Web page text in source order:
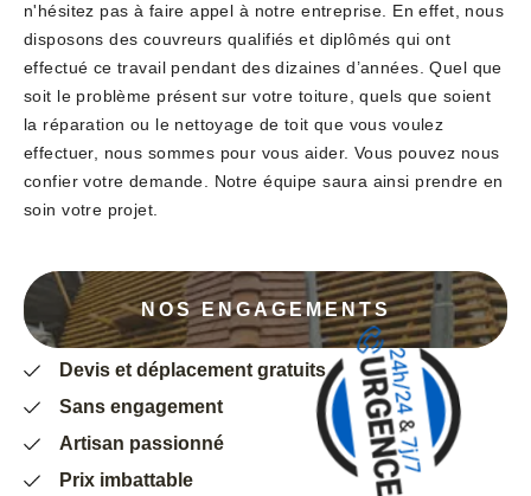
n'hésitez pas à faire appel à notre entreprise. En effet, nous
disposons des couvreurs qualifiés et diplômés qui ont
effectué ce travail pendant des dizaines d’années. Quel que
soit le problème présent sur votre toiture, quels que soient
la réparation ou le nettoyage de toit que vous voulez
effectuer, nous sommes pour vous aider. Vous pouvez nous
confier votre demande. Notre équipe saura ainsi prendre en
soin votre projet.
NOS ENGAGEMENTS
Devis et déplacement gratuits
Sans engagement
Artisan passionné
Prix imbattable